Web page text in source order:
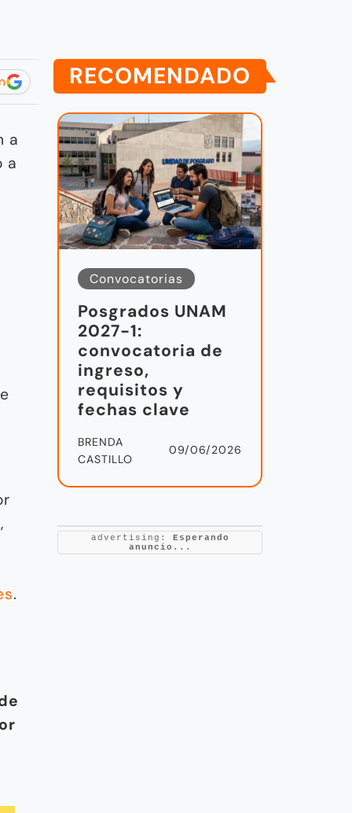
a
a
.
RECOMENDADO
Convocatorias
Posgrados UNAM
2027-1:
convocatoria de
ingreso,
requisitos y
fechas clave
BRENDA
CASTILLO
09/06/2026
advertising: Esperando
anuncio...